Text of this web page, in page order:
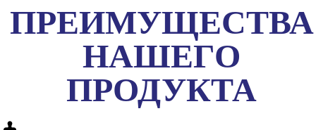
ПРЕИМУЩЕСТВА
НАШЕГО
ПРОДУКТА